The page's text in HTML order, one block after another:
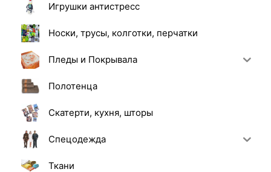
Игрушки антистресс
Носки, трусы, колготки, перчатки
Пледы и Покрывала
Полотенца
Скатерти, кухня, шторы
Спецодежда
Ткани